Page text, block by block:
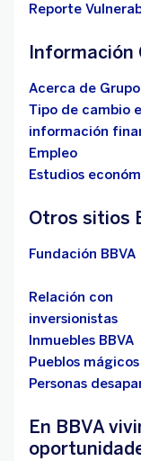
Reporte
Información
Acerca de Grupo
Tipo de cambio e
información
Empleo
Estudios
Otros sitios
Fundación BBVA
Relación con
inversionistas
Inmuebles BBVA
Pueblos mágicos
Personas
En BBVA